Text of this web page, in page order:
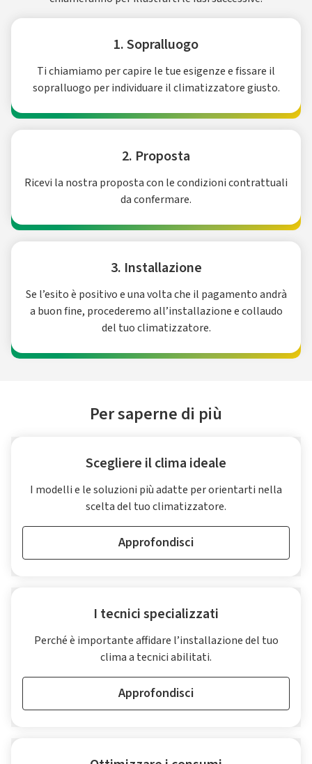
1. Sopralluogo
Ti chiamiamo per capire le tue esigenze e fissare il
sopralluogo per individuare il climatizzatore giusto.
2. Proposta
Ricevi la nostra proposta con le condizioni contrattuali
da confermare.
3. Installazione
Se l’esito è positivo e una volta che il pagamento andrà
a buon fine, procederemo all’installazione e collaudo
del tuo climatizzatore.
Per saperne di più
Scegliere il clima ideale
I modelli e le soluzioni più adatte per orientarti nella
scelta del tuo climatizzatore.
Approfondisci
I tecnici specializzati
Perché è importante affidare l’installazione del tuo
clima a tecnici abilitati.
Approfondisci